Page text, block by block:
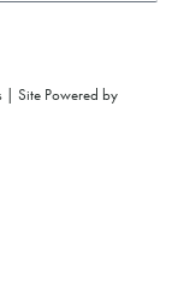
Site Powered by